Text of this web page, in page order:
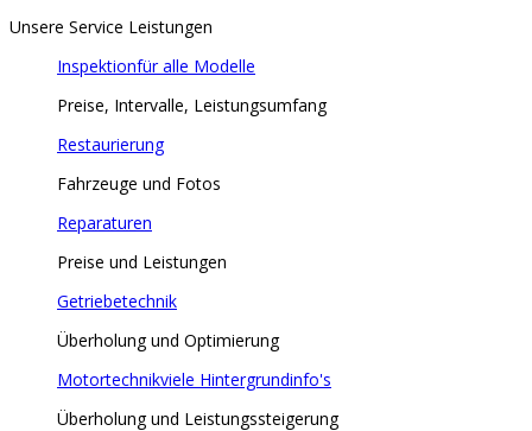
Unsere Service Leistungen
Inspektionfür alle Modelle
Preise, Intervalle, Leistungsumfang
Restaurierung
Fahrzeuge und Fotos
Reparaturen
Preise und Leistungen
Getriebetechnik
Überholung und Optimierung
Motortechnikviele Hintergrundinfo's
Überholung und Leistungssteigerung